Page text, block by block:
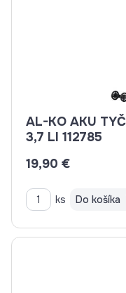
AL-KO AKU
3,7 LI 112785
19,90 €
ks Do košíka